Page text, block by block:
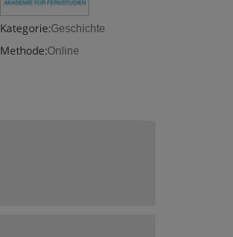
Kategorie:Geschichte
Methode:Online